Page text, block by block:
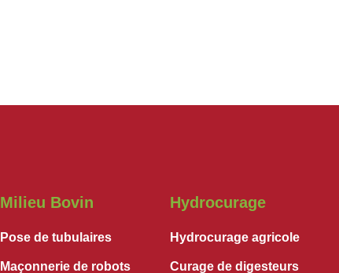
Milieu Bovin
Pose de tubulaires
Maçonnerie de robots
Hydrocurage
Hydrocurage agricole
Curage de digesteurs